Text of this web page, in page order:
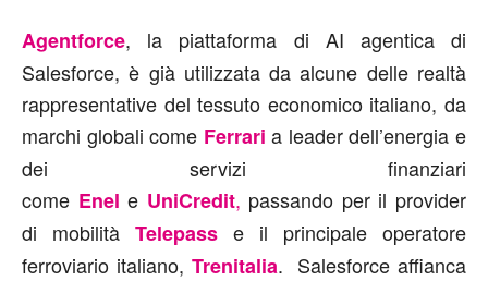
Agentforce, la piattaforma di AI agentica di
Salesforce, è già utilizzata da alcune delle realtà
rappresentative del tessuto economico italiano, da
marchi globali come Ferrari a leader dell’energia e
dei servizi finanziari
come Enel e UniCredit, passando per il provider
di mobilità Telepass e il principale operatore
ferroviario italiano, Trenitalia. Salesforce affianca